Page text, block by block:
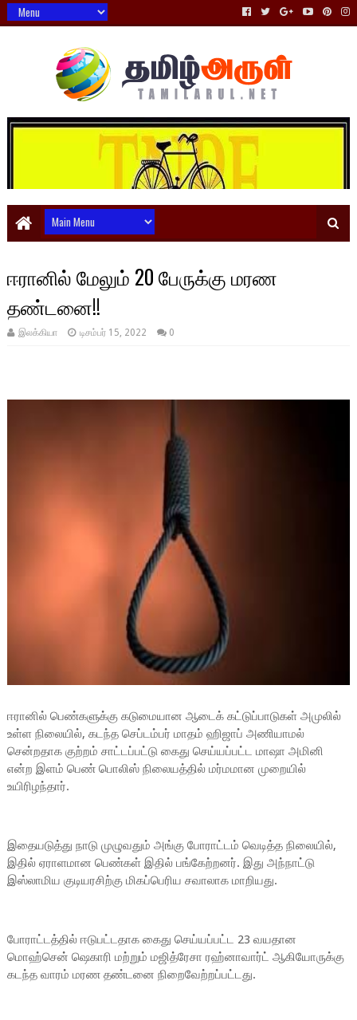
ஈரானில் மேலும் 20 பேருக்கு மரண
தண்டனை!!
இலக்கியா டிசம்பர் 15, 2022 0
ஈரானில் பெண்களுக்கு கடுமையான ஆடைக் கட்டுப்பாடுகள் அமுலில்
உள்ள நிலையில், கடந்த செப்டம்பர் மாதம் ஹிஜாப் அணியாமல்
சென்றதாக குற்றம் சாட்டப்பட்டு கைது செய்யப்பட்ட மாஷா அமினி
என்ற இளம் பெண் பொலிஸ் நிலையத்தில் மர்மமான முறையில்
உயிரிழந்தார்.
இதையடுத்து நாடு முழுவதும் அங்கு போராட்டம் வெடித்த நிலையில்,
இதில் ஏராளமான பெண்கள் இதில் பங்கேற்றனர். இது அந்நாட்டு
இஸ்லாமிய குடியரசிற்கு மிகப்பெரிய சவாலாக மாறியது.
போராட்டத்தில் ஈடுபட்டதாக கைது செய்யப்பட்ட 23 வயதான
மொஹ்சென் ஷெகாரி மற்றும் மஜித்ரேசா ரஹ்னாவார்ட் ஆகியோருக்கு
கடந்த வாரம் மரண தண்டனை நிறைவேற்றப்பட்டது.